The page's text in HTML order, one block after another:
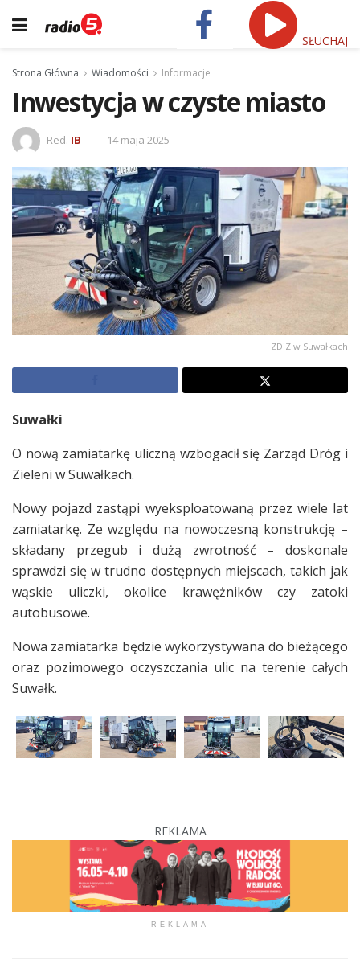
SŁUCHAJ
Strona Główna Wiadomości Informacje
Inwestycja w czyste miasto
Red. IB 14 maja 2025
ZDiZ w Suwałkach
Suwałki
O nową zamiatarkę uliczną wzbogacił się Zarząd Dróg i
Zieleni w Suwałkach.
Nowy pojazd zastąpi wyeksploatowaną przez wiele lat
zamiatarkę. Ze względu na nowoczesną konstrukcję –
składany przegub i dużą zwrotność – doskonale
sprawdzi się w trudno dostępnych miejscach, takich jak
wąskie uliczki, okolice krawężników czy zatoki
autobusowe.
Nowa zamiatarka będzie wykorzystywana do bieżącego
oraz pozimowego oczyszczania ulic na terenie całych
Suwałk.
REKLAMA
REKLAMA